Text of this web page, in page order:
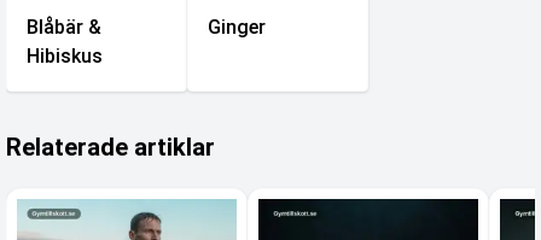
Blåbär &
Hibiskus
Ginger
Relaterade artiklar